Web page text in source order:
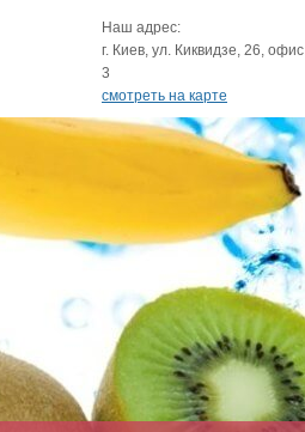
Наш адрес:
г. Киев, ул. Киквидзе, 26, офис
3
смотреть на карте